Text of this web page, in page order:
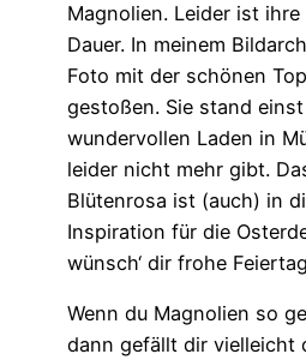
Magnolien. Leider ist
Dauer. In meinem
Foto mit der schönen
gestoßen. Sie stand
wundervollen Laden in
leider nicht mehr gibt.
Blütenrosa ist (auch) in
Inspiration für die
wünsch‘ dir frohe
Wenn du Magnolien so
dann gefällt dir vielleicht